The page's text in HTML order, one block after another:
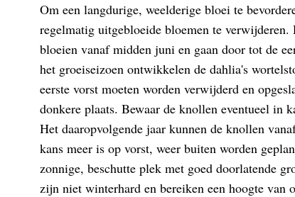
Om een langdurige, weelderige bloei te
regelmatig uitgebloeide bloemen te verwijderen.
bloeien vanaf midden juni en gaan door tot de
het groeiseizoen ontwikkelen de dahlia's
eerste vorst moeten worden verwijderd en
donkere plaats. Bewaar de knollen eventueel in
Het daaropvolgende jaar kunnen de knollen
kans meer is op vorst, weer buiten worden
zonnige, beschutte plek met goed doorlatende
zijn niet winterhard en bereiken een hoogte van